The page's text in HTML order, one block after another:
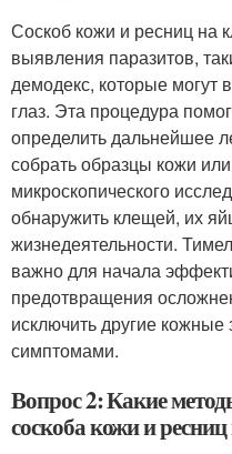
Соскоб кожи и ресниц на
выявления паразитов,
демодекс, которые могут
глаз. Эта процедура
определить дальнейшее
собрать образцы кожи
микроскопического
обнаружить клещей, их
жизнедеятельности.
важно для начала
предотвращения
исключить другие
симптомами.
Вопрос 2: Какие
соскоба кожи и